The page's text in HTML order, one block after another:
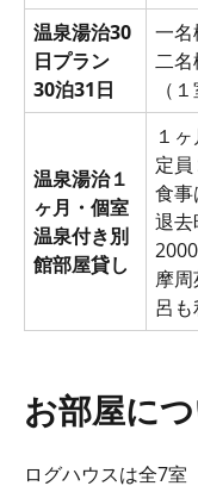
温泉湯治30
日プラン
30泊31日
一
二
（
温泉湯治１
ヶ月・個室
温泉付き別
館部屋貸し
１
定員
食事
退
摩
呂も
お部屋に
ログハウスは全7室